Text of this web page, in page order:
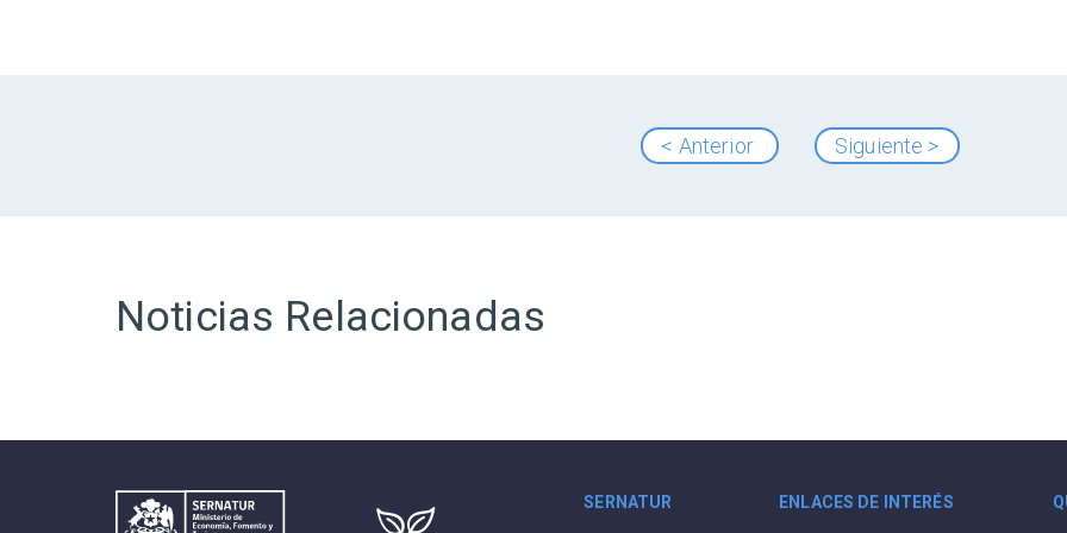
< Anterior Siguiente >
Noticias Relacionadas
SERNATUR ENLACES DE INTERÉS